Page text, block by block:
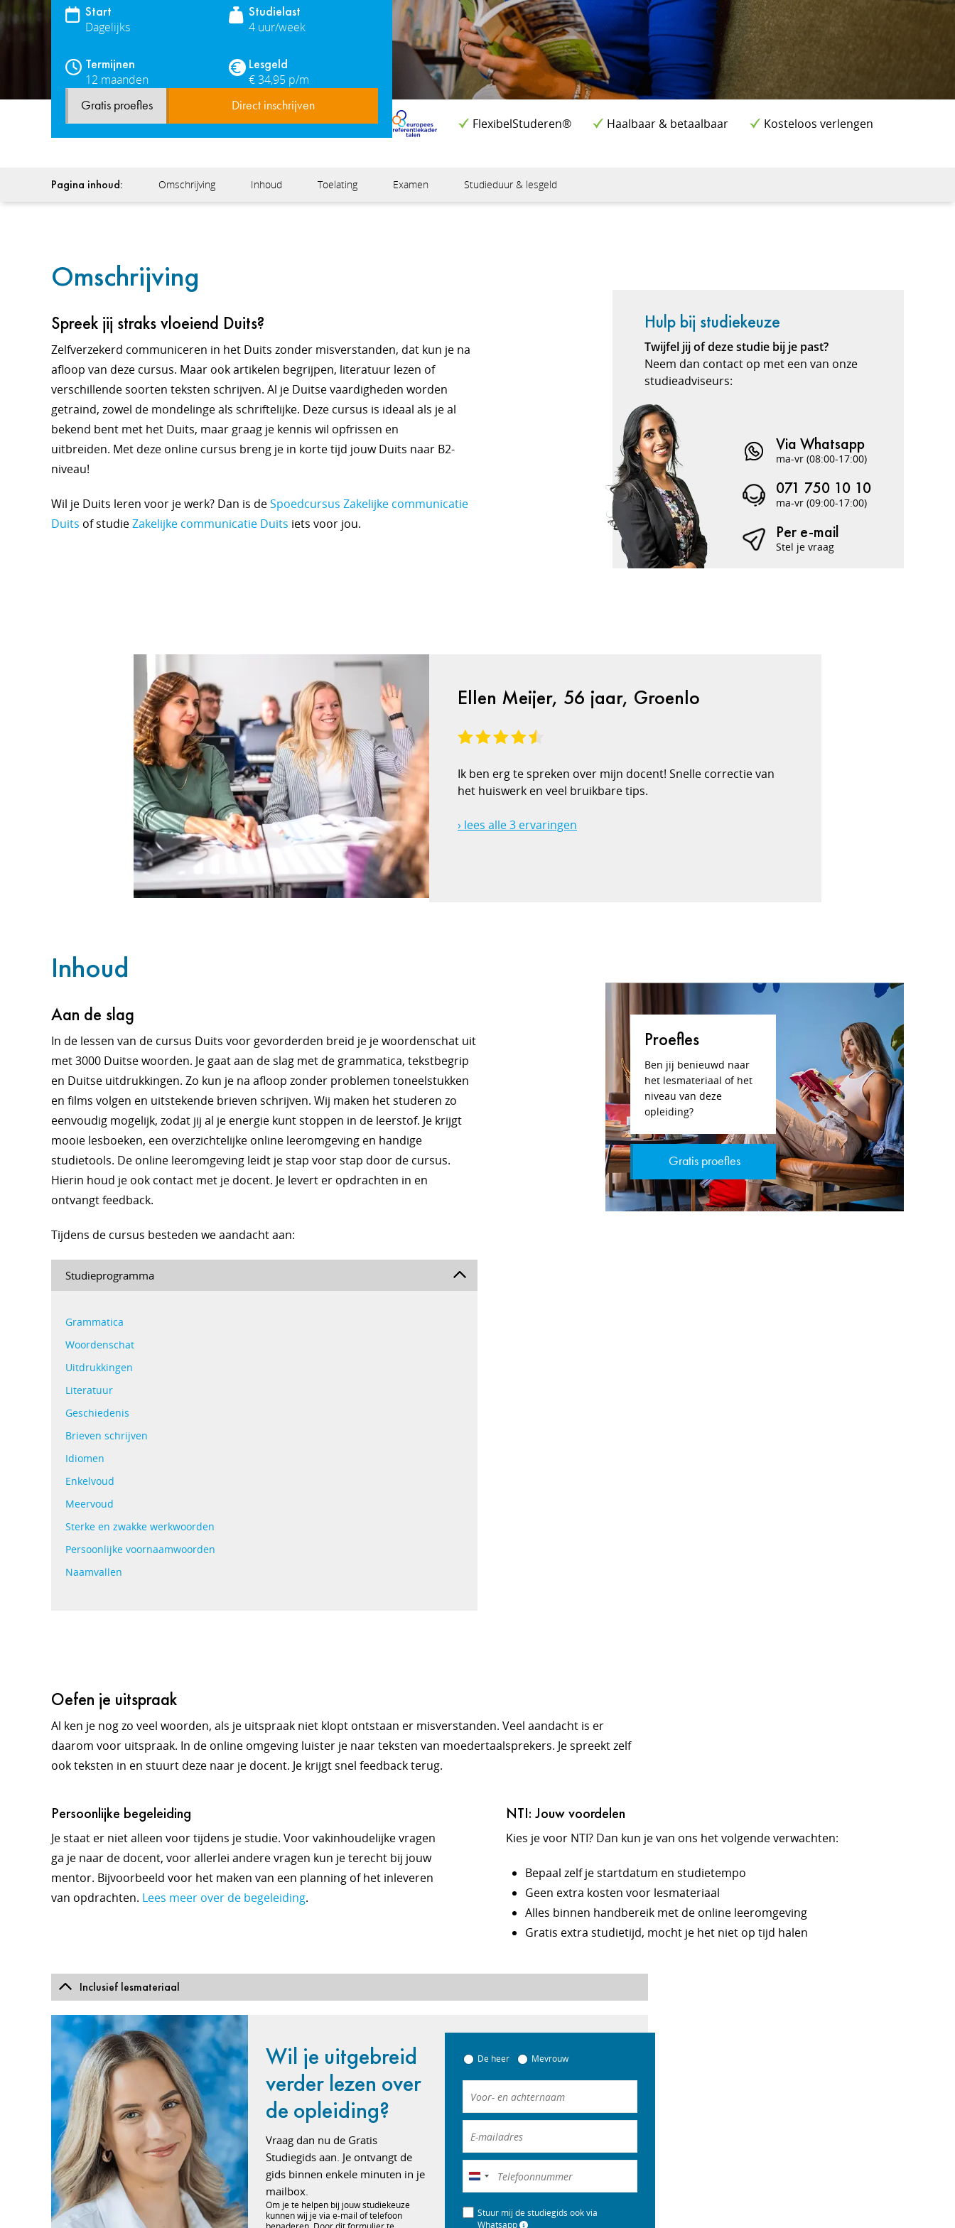
Start
Dagelijks
Studielast
4 uur/week
Termijnen
12 maanden
Lesgeld
€ 34,95 p/m
Gratis proefles Direct inschrijven
FlexibelStuderen® Haalbaar & betaalbaar Kosteloos verlengen
Pagina inhoud: Omschrijving Inhoud Toelating Examen Studieduur & lesgeld
Omschrijving
Spreek jij straks vloeiend Duits?
Zelfverzekerd communiceren in het Duits zonder misverstanden, dat kun je na
afloop van deze cursus. Maar ook artikelen begrijpen, literatuur lezen of
verschillende soorten teksten schrijven. Al je Duitse vaardigheden worden
getraind, zowel de mondelinge als schriftelijke. Deze cursus is ideaal als je al
bekend bent met het Duits, maar graag je kennis wil opfrissen en
uitbreiden. Met deze online cursus breng je in korte tijd jouw Duits naar B2-
niveau!
Wil je Duits leren voor je werk? Dan is deSpoedcursus Zakelijke communicatie
Duits of studieZakelijke communicatie Duits iets voor jou.
Hulp bij studiekeuze
Twijfel jij of deze studie bij je past?
Neem dan contact op met een van onze
studieadviseurs:
Via Whatsapp
ma-vr (08:00-17:00)
071 750 10 10
ma-vr (09:00-17:00)
Per e-mail
Stel je vraag
Ellen Meijer, 56 jaar, Groenlo
Ik ben erg te spreken over mijn docent! Snelle correctie van
het huiswerk en veel bruikbare tips.
› lees alle 3 ervaringen
Inhoud
Proefles
Ben jij benieuwd naar
het lesmateriaal of het
niveau van deze
opleiding?
Gratis proefles
Aan de slag
In de lessen van de cursus Duits voor gevorderden breid je je woordenschat uit
met 3000 Duitse woorden. Je gaat aan de slag met de grammatica, tekstbegrip
en Duitse uitdrukkingen. Zo kun je na afloop zonder problemen toneelstukken
en films volgen en uitstekende brieven schrijven. Wij maken het studeren zo
eenvoudig mogelijk, zodat jij al je energie kunt stoppen in de leerstof. Je krijgt
mooie lesboeken, een overzichtelijke online leeromgeving en handige
studietools. De online leeromgeving leidt je stap voor stap door de cursus.
Hierin houd je ook contact met je docent. Je levert er opdrachten in en
ontvangt feedback.
Tijdens de cursus besteden we aandacht aan:
Studieprogramma
Grammatica
Woordenschat
Uitdrukkingen
Literatuur
Geschiedenis
Brieven schrijven
Idiomen
Enkelvoud
Meervoud
Sterke en zwakke werkwoorden
Persoonlijke voornaamwoorden
Naamvallen
Oefen je uitspraak
Al ken je nog zo veel woorden, als je uitspraak niet klopt ontstaan er misverstanden. Veel aandacht is er
daarom voor uitspraak. In de online omgeving luister je naar teksten van moedertaalsprekers. Je spreekt zelf
ook teksten in en stuurt deze naar je docent. Je krijgt snel feedback terug.
Persoonlijke begeleiding
Je staat er niet alleen voor tijdens je studie. Voor vakinhoudelijke vragen
ga je naar de docent, voor allerlei andere vragen kun je terecht bij jouw
mentor. Bijvoorbeeld voor het maken van een planning of het inleveren
van opdrachten. Lees meer over de begeleiding.
NTI: Jouw voordelen
Kies je voor NTI? Dan kun je van ons het volgende verwachten:
Bepaal zelf je startdatum en studietempo
Geen extra kosten voor lesmateriaal
Alles binnen handbereik met de online leeromgeving
Gratis extra studietijd, mocht je het niet op tijd halen
Inclusief lesmateriaal
Wil je uitgebreid
verder lezen over
de opleiding?
Vraag dan nu de Gratis
Studiegids aan. Je ontvangt de
gids binnen enkele minuten in je
mailbox.
Om je te helpen bij jouw studiekeuze
kunnen wij je via e-mail of telefoon
De heer Mevrouw
Nederland
+31
Stuur mij de studiegids ook via
Whatsapp